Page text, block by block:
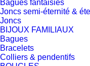
Bagues fantaisies
Joncs semi-éternité &
Joncs
BIJOUX FAMILIAUX
Bagues
Bracelets
Colliers & pendentifs